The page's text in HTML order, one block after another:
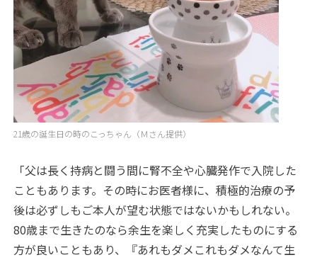
21歳の誕生日の時のこっちゃん（Ｍさん提供）
「父は長く持病と闘う間に腎不全や心臓発作で入院した
こともあります。その時にお医者様に、積極的治療の予
後は必ずしもご本人が望む状態ではないかもしれない。
80歳まで生きたのなら余生を楽しく充実したものにする
方が良いこともあり、『あれもダメこれもダメなんて生